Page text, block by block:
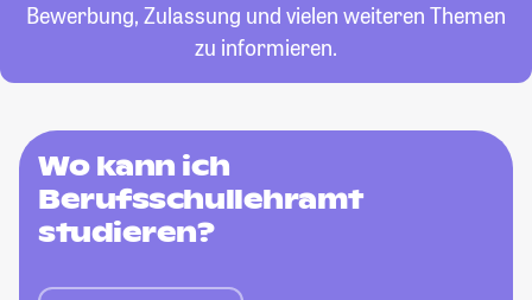
Bewerbung, Zulassung und vielen weiteren Themen
zu informieren.
Wo kann ich
Berufsschullehramt
studieren?